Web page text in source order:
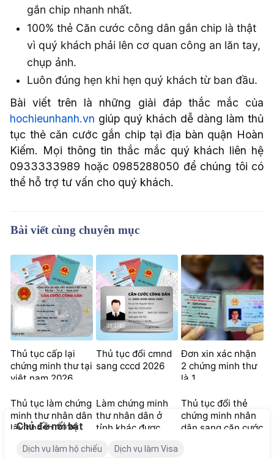
gắn chip nhanh nhất.
100% thẻ Căn cước công dân gắn chip là thật
vì quý khách phải lên cơ quan công an lăn tay,
chụp ảnh.
Luôn đúng hẹn khi hẹn quý khách từ ban đầu.
Bài viết trên là những giải đáp thắc mắc của
hochieunhanh.vn giúp quý khách dễ dàng làm thủ
tục thẻ căn cước gắn chip tại địa bàn quận Hoàn
Kiếm. Mọi thông tin thắc mắc quý khách liên hệ
0933333989 hoặc 0985288050 để chúng tôi có
thể hỗ trợ tư vấn cho quý khách.
Bài viết cùng chuyên mục
Đơn xin xác nhận
2 chứng minh thư
là 1
Thủ tục đổi cmnd
sang cccd 2026
Thủ tục cấp lại
chứng minh thư tại
việt nam 2026
Thủ tục đổi thẻ
chứng minh nhân
dân sang căn cước
Làm chứng minh
thư nhân dân ở
tỉnh khác được
Thủ tục làm chứng
minh thư nhân dân
lấy nhanh 2026
Chủ đề nổi bật
Dịch vụ làm hộ chiếu
Dịch vụ làm Visa